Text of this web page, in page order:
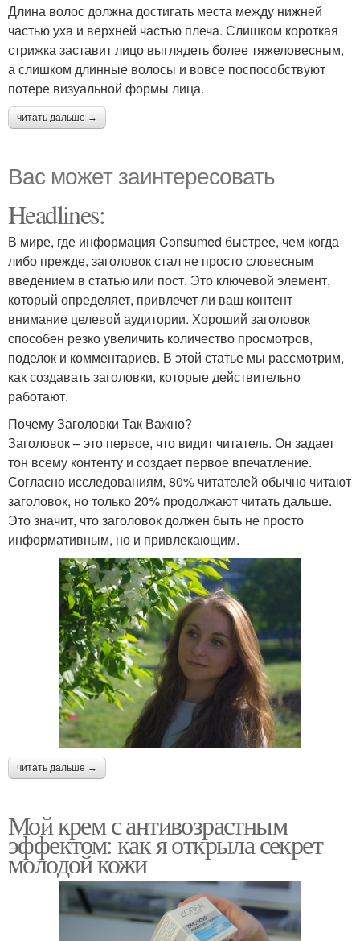
Длина волос должна достигать места между нижней
частью уха и верхней частью плеча. Слишком короткая
стрижка заставит лицо выглядеть более тяжеловесным,
а слишком длинные волосы и вовсе поспособствуют
потере визуальной формы лица.
читать дальше →
Вас может заинтересовать
Headlines:
В мире, где информация Consumed быстрее, чем когда-
либо прежде, заголовок стал не просто словесным
введением в статью или пост. Это ключевой элемент,
который определяет, привлечет ли ваш контент
внимание целевой аудитории. Хороший заголовок
способен резко увеличить количество просмотров,
поделок и комментариев. В этой статье мы рассмотрим,
как создавать заголовки, которые действительно
работают.
Почему Заголовки Так Важно?
Заголовок – это первое, что видит читатель. Он задает
тон всему контенту и создает первое впечатление.
Согласно исследованиям, 80% читателей обычно читают
заголовок, но только 20% продолжают читать дальше.
Это значит, что заголовок должен быть не просто
информативным, но и привлекающим.
читать дальше →
Мой крем с антивозрастным
эффектом: как я открыла секрет
молодой кожи